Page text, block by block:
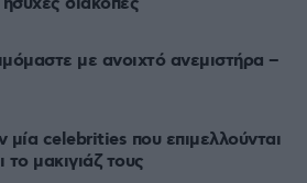
με ανοιχτό ανεμιστήρα –
celebrities που επιμελλούνται
το μακιγιάζ τους